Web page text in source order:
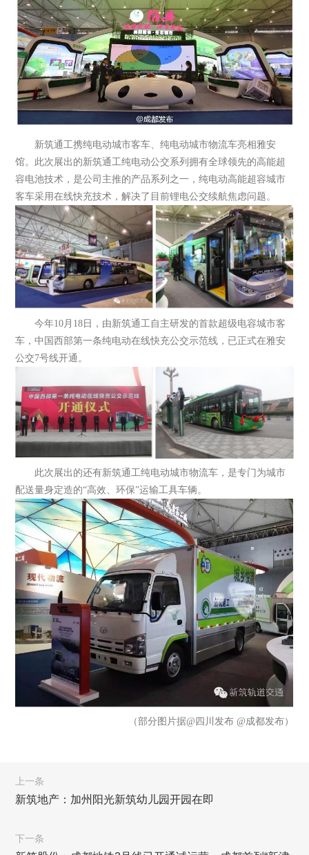
新筑通工携纯电动城市客车、纯电动城市物流车亮相雅安
馆。此次展出的新筑通工纯电动公交系列拥有全球领先的高能超
容电池技术，是公司主推的产品系列之一，纯电动高能超容城市
客车采用在线快充技术，解决了目前锂电公交续航焦虑问题。
今年10月18日，由新筑通工自主研发的首款超级电容城市客
车，中国西部第一条纯电动在线快充公交示范线，已正式在雅安
公交7号线开通。
此次展出的还有新筑通工纯电动城市物流车，是专门为城市
配送量身定造的“高效、环保”运输工具车辆。
（部分图片据@四川发布 @成都发布）
上一条
新筑地产：加州阳光新筑幼儿园开园在即
下一条